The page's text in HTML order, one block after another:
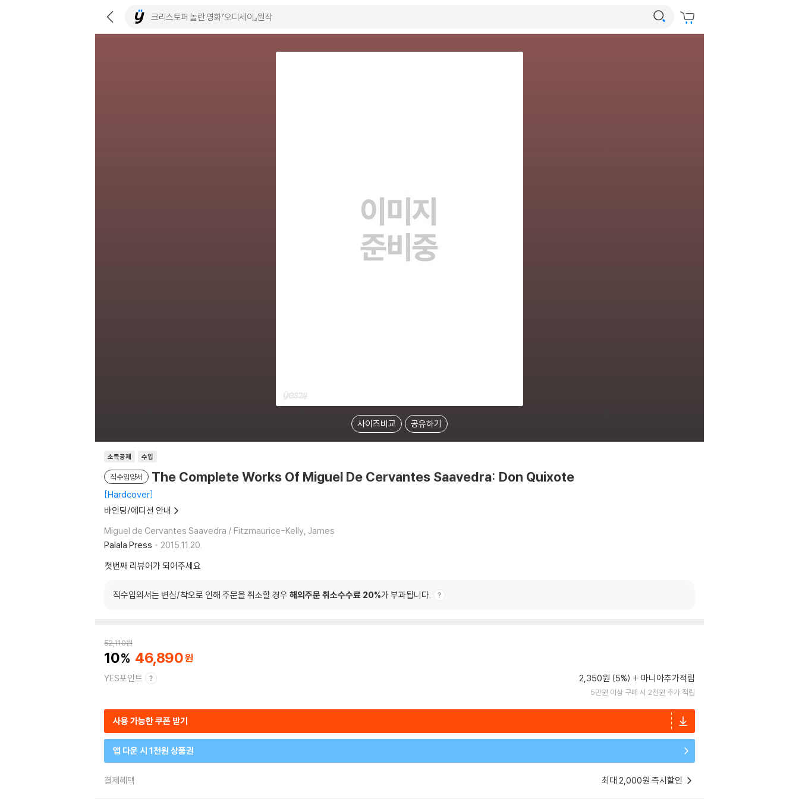
사이즈비교 공유하기
소득공제 수입
직수입양서 The Complete Works Of Miguel De Cervantes Saavedra: Don Quixote
Hardcover
바인딩/에디션 안내
Miguel de Cervantes Saavedra / Fitzmaurice-Kelly, James
Palala Press
2015.11.20.
첫번째 리뷰어가 되어주세요
직수입외서는 변심/착오로 인해 주문을 취소할 경우 해외주문 취소수수료 20%가 부과됩니다.
52,110원
10 46,890
YES포인트 2,350원 (5%) 마니아추가적립
5만원 이상 구매 시 2천원 추가 적립
사용 가능한 쿠폰 받기
앱 다운 시 1천원 상품권
결제혜택 최대 2,000원 즉시할인